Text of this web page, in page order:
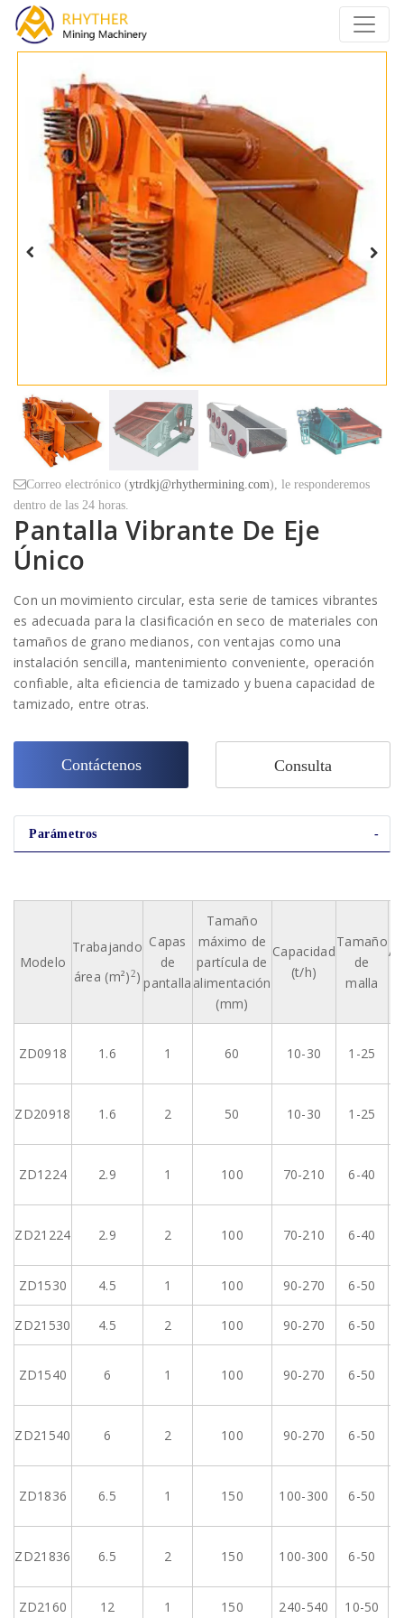
Correo electrónico (ytrdkj@rhythermining.com), le responderemos
dentro de las 24 horas.
Pantalla Vibrante De Eje
Único
Con un movimiento circular, esta serie de tamices vibrantes
es adecuada para la clasificación en seco de materiales con
tamaños de grano medianos, con ventajas como una
instalación sencilla, mantenimiento conveniente, operación
confiable, alta eficiencia de tamizado y buena capacidad de
tamizado, entre otras.
Contáctenos Consulta
Parámetros
Modelo
Trabajando
área (m²)2)
Capas
de
pantalla
Tamaño
máximo de
partícula de
alimentación
(mm)
Capacidad
(t/h)
Tamaño
de
malla
ZD0918 1.6 1 60 10-30 1-25
ZD20918 1.6 2 50 10-30 1-25
ZD1224 2.9 1 100 70-210 6-40
ZD21224 2.9 2 100 70-210 6-40
ZD1530 4.5 1 100 90-270 6-50
ZD21530 4.5 2 100 90-270 6-50
ZD1540 6 1 100 90-270 6-50
ZD21540 6 2 100 90-270 6-50
ZD1836 6.5 1 150 100-300 6-50
ZD21836 6.5 2 150 100-300 6-50
ZD2160 12 1 150 240-540 10-50